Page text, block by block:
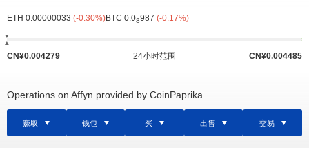
ETH 0.00000033 (-0.30%)BTC 0.08987 (-0.17%)
CN¥0.004279 24小时范围 CN¥0.004485
Operations on Affyn provided by CoinPaprika
赚取 钱包 买 出售 交易